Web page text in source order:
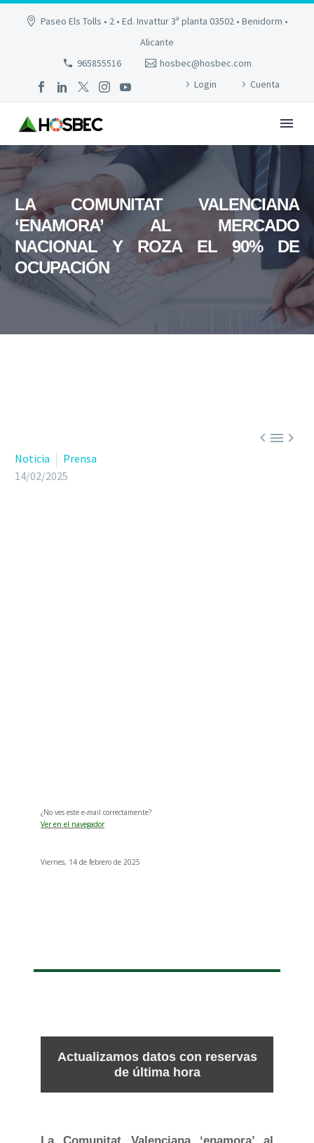
Paseo Els Tolls • 2 • Ed. Invattur 3ª planta 03502 • Benidorm •
Alicante
965855516
hosbec@hosbec.com
Login
Cuenta
LA COMUNITAT VALENCIANA
‘ENAMORA’ AL MERCADO
NACIONAL Y ROZA EL 90% DE
OCUPACIÓN

Noticia
Prensa
14/02/2025
¿No ves este e-mail correctamente?
Ver en el navegador
Viernes, 14 de febrero de 2025
Actualizamos datos con reservas
de última hora